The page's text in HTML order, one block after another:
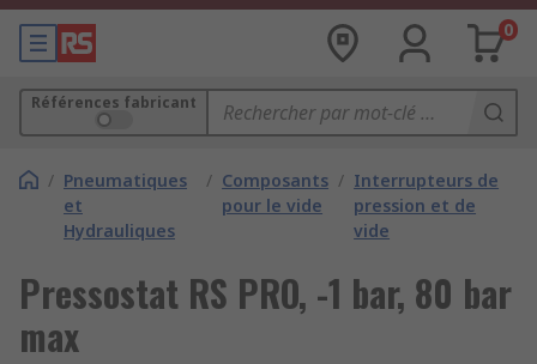
0
Références fabricant
/ Pneumatiques
et
Hydrauliques
/ Composants
pour le vide
/ Interrupteurs de
pression et de
vide
Pressostat RS PRO, -1 bar, 80 bar
max